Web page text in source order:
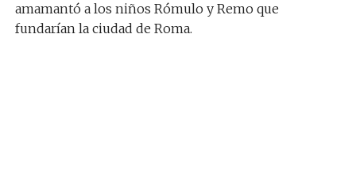
amamantó a los niños Rómulo y Remo que
fundarían la ciudad de Roma.